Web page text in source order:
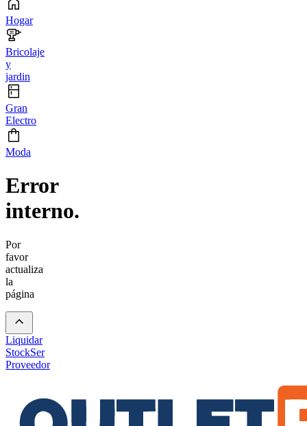
Hogar
Bricolaje
y
jardin
Gran
Electro
Moda
Error
interno.
Por
favor
actualiza
la
página
Liquidar
StockSer
Proveedor